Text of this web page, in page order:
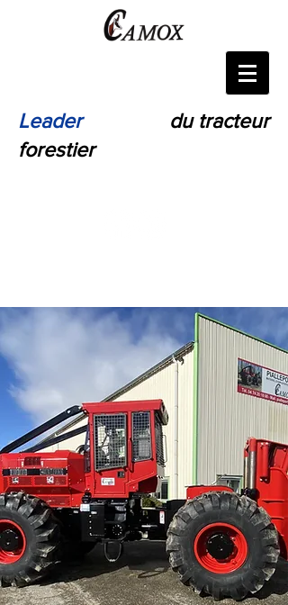
Leader
du tracteur
forestier